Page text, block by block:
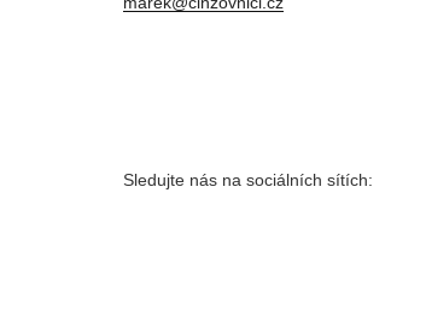
Sledujte nás na sociálních sítích: